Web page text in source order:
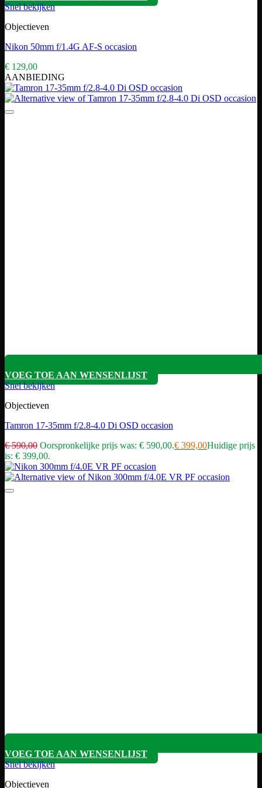
Snel bekijken
Objectieven
Nikon 50mm f/1.4G AF-S occasion
€ 129,00
AANBIEDING
VOEG TOE AAN WENSENLIJST
Snel bekijken
Objectieven
Tamron 17-35mm f/2.8-4.0 Di OSD occasion
€590,00 Oorspronkelijke prijs was: € 590,00.€ 399,00Huidige prijs
is: € 399,00.
VOEG TOE AAN WENSENLIJST
Snel bekijken
Objectieven